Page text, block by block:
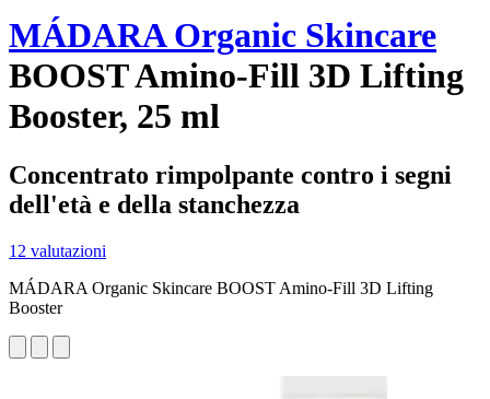
MÁDARA Organic Skincare
BOOST Amino-Fill 3D Lifting
Booster, 25 ml
Concentrato rimpolpante contro i segni
dell'età e della stanchezza
12 valutazioni
MÁDARA Organic Skincare BOOST Amino-Fill 3D Lifting
Booster